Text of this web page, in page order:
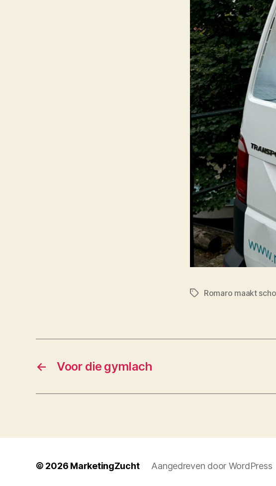
TagsRomaro maakt
← Voor die gymlach
© 2026 MarketingZucht Aangedreven door WordPress